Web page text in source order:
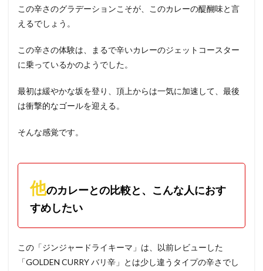
この辛さのグラデーションこそが、このカレーの醍醐味と言
えるでしょう。
この辛さの体験は、まるで辛いカレーのジェットコースター
に乗っているかのようでした。
最初は緩やかな坂を登り、頂上からは一気に加速して、最後
は衝撃的なゴールを迎える。
そんな感覚です。
他のカレーとの比較と、こんな人におす
すめしたい
この「ジンジャードライキーマ」は、以前レビューした
「GOLDEN CURRY バリ辛」とは少し違うタイプの辛さでし